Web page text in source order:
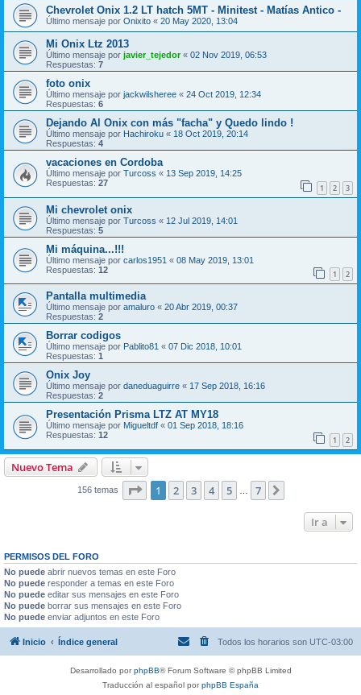
Chevrolet Onix 1.2 LT hatch 5MT - Minitest - Matías Antico -
Último mensaje por Onixito « 20 May 2020, 13:04
Mi Onix Ltz 2013
Último mensaje por javier_tejedor« 02 Nov 2019, 06:53
Respuestas: 7
foto onix
Último mensaje por jackwilsheree « 24 Oct 2019, 12:34
Respuestas: 6
Dejando Al Onix con más "facha" y Quedo lindo !
Último mensaje por Hachiroku « 18 Oct 2019, 20:14
Respuestas: 4
vacaciones en Cordoba
Último mensaje por Turcoss « 13 Sep 2019, 14:25
Respuestas: 27 1 2 3
Mi chevrolet onix
Último mensaje por Turcoss « 12 Jul 2019, 14:01
Respuestas: 5
Mi máquina...!!!
Último mensaje por carlos1951 « 08 May 2019, 13:01
Respuestas: 12 1 2
Pantalla multimedia
Último mensaje por amaluro « 20 Abr 2019, 00:37
Respuestas: 2
Borrar codigos
Último mensaje por Pablito81 « 07 Dic 2018, 10:01
Respuestas: 1
Onix Joy
Último mensaje por daneduaguirre « 17 Sep 2018, 16:16
Respuestas: 2
Presentación Prisma LTZ AT MY18
Último mensaje por Migueltdf « 01 Sep 2018, 18:16
Respuestas: 12 1 2
Nuevo Tema
156 temas Página de
1 2 3 4 5 7
Ir a
PERMISOS DEL FORO
No puede abrir nuevos temas en este Foro
No puede responder a temas en este Foro
No puede editar sus mensajes en este Foro
No puede borrar sus mensajes en este Foro
No puede enviar adjuntos en este Foro
Inicio Índice general Todos los horarios son UTC-03:00
Desarrollado porphpBB® Forum Software © phpBB Limited
Traducción al español porphpBB España